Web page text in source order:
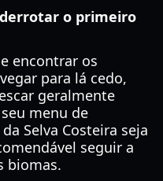
derrotar o primeiro
encontrar os
para lá cedo,
geralmente
menu de
Selva Costeira seja
seguir a
biomas.